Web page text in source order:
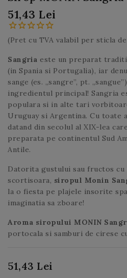
51,43 Lei
(Pret cu TVA valabil per sticla
Sangria este un preparat
(in Spania si Portugalia), iar
sange (es. „sangre”, pt.
ingredientul principal! Sangria
populara si in alte tari
Uruguay si Argentina. Cu toate
datand din secolul al XIX-lea
preparata pe continentul Sud
Antile.
Datorita gustului sau fructos
scortisoara, siropul Monin
la o fiesta pe plajele insorite
imaginatia sa zboare!
Aroma siropului MONIN
portocala si samburi de cirese
51,43 Lei